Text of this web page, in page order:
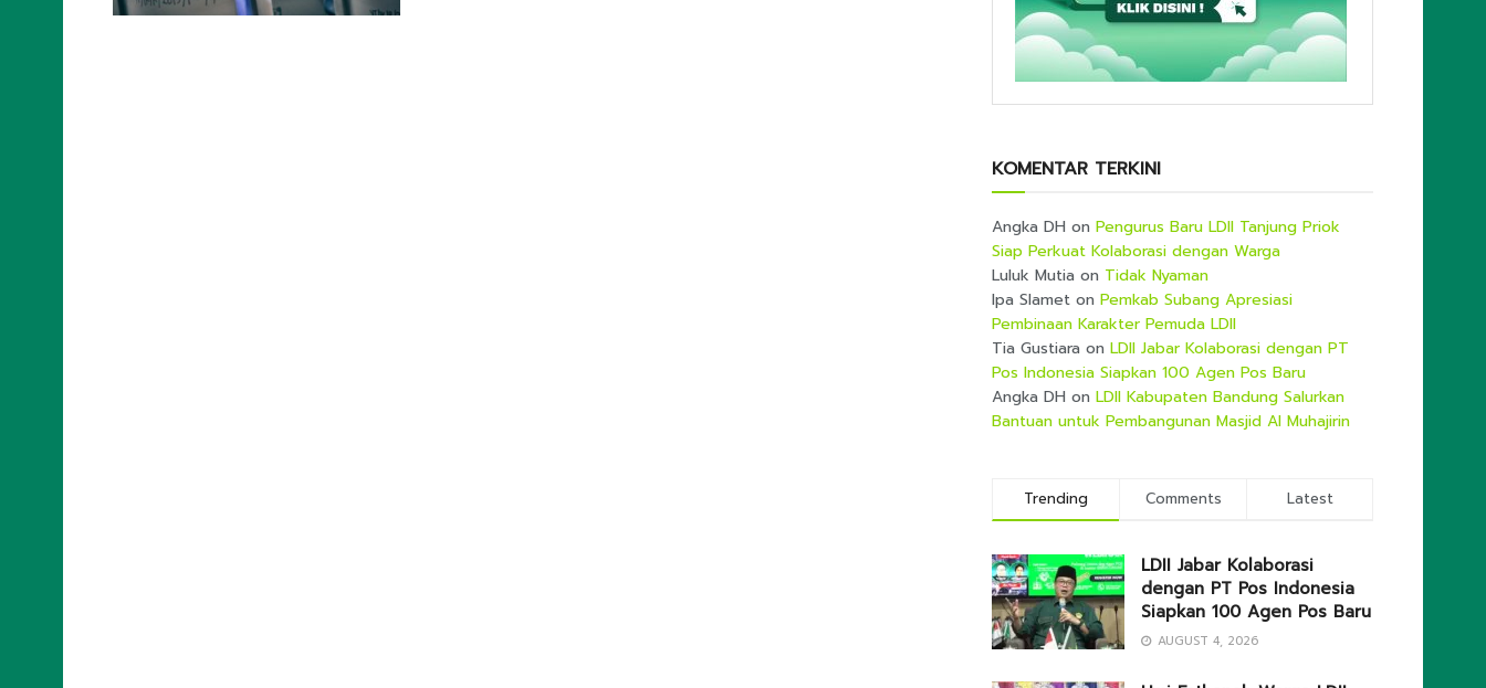
KOMENTAR TERKINI
Angka DH on Pengurus Baru LDII Tanjung Priok
Siap Perkuat Kolaborasi dengan Warga
Luluk Mutia on Tidak Nyaman
Ipa Slamet on Pemkab Subang Apresiasi
Pembinaan Karakter Pemuda LDII
Tia Gustiara on LDII Jabar Kolaborasi dengan PT
Pos Indonesia Siapkan 100 Agen Pos Baru
Angka DH on LDII Kabupaten Bandung Salurkan
Bantuan untuk Pembangunan Masjid Al Muhajirin
Trending Comments Latest
LDII Jabar Kolaborasi
dengan PT Pos Indonesia
Siapkan 100 Agen Pos Baru
AUGUST 4, 2026